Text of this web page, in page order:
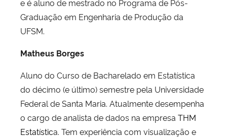
e é aluno de mestrado no Programa de Pós-
Graduação em Engenharia de Produção da
UFSM.
Matheus Borges
Aluno do Curso de Bacharelado em Estatística
do décimo (e último) semestre pela Universidade
Federal de Santa Maria. Atualmente desempenha
o cargo de analista de dados na empresa THM
Estatística. Tem experiência com visualização e